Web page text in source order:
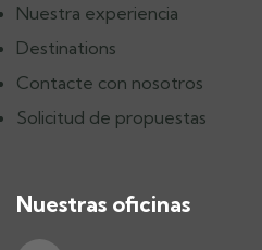
Nuestra experiencia
Destinations
Contacte con nosotros
Solicitud de propuestas
Nuestras oficinas